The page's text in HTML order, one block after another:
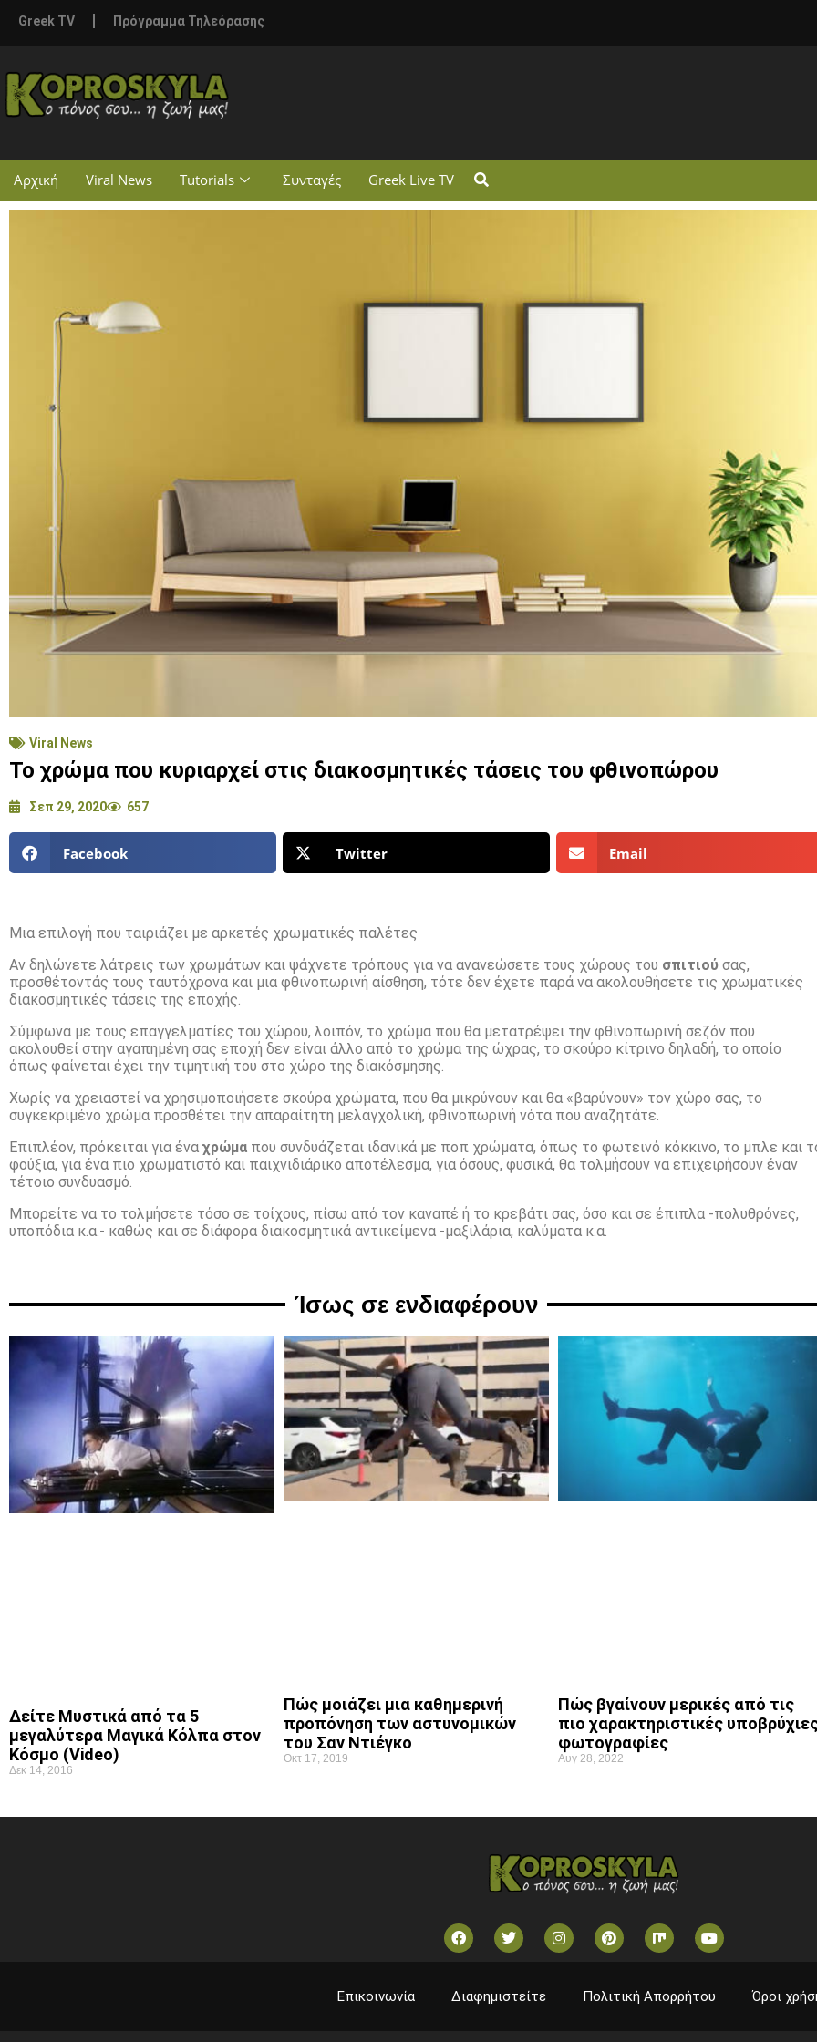
Greek TV Πρόγραμμα Τηλεόρασης
Αρχική Viral News Tutorials Συνταγές Greek Live TV
Viral News
Το χρώμα που κυριαρχεί στις διακοσμητικές τάσεις του φθινοπώρου
Σεπ 29, 2020 657
Facebook Twitter Email
Μια επιλογή που ταιριάζει με αρκετές χρωματικές παλέτες
Αν δηλώνετε λάτρεις των χρωμάτων και ψάχνετε τρόπους για να ανανεώσετε τους χώρους του σπιτιού σας,
προσθέτοντάς τους ταυτόχρονα και μια φθινοπωρινή αίσθηση, τότε δεν έχετε παρά να ακολουθήσετε τις χρωματικές
διακοσμητικές τάσεις της εποχής.
Σύμφωνα με τους επαγγελματίες του χώρου, λοιπόν, το χρώμα που θα μετατρέψει την φθινοπωρινή σεζόν που
ακολουθεί στην αγαπημένη σας εποχή δεν είναι άλλο από το χρώμα της ώχρας, το σκούρο κίτρινο δηλαδή, το οποίο
όπως φαίνεται έχει την τιμητική του στο χώρο της διακόσμησης.
Χωρίς να χρειαστεί να χρησιμοποιήσετε σκούρα χρώματα, που θα μικρύνουν και θα «βαρύνουν» τον χώρο σας, το
συγκεκριμένο χρώμα προσθέτει την απαραίτητη μελαγχολική, φθινοπωρινή νότα που αναζητάτε.
Επιπλέον, πρόκειται για ένα χρώμα που συνδυάζεται ιδανικά με ποπ χρώματα, όπως το φωτεινό κόκκινο, το μπλε και
φούξια, για ένα πιο χρωματιστό και παιχνιδιάρικο αποτέλεσμα, για όσους, φυσικά, θα τολμήσουν να επιχειρήσουν έναν
τέτοιο συνδυασμό.
Μπορείτε να το τολμήσετε τόσο σε τοίχους, πίσω από τον καναπέ ή το κρεβάτι σας, όσο και σε έπιπλα -πολυθρόνες,
υποπόδια κ.α.- καθώς και σε διάφορα διακοσμητικά αντικείμενα -μαξιλάρια, καλύματα κ.α.
Ίσως σε ενδιαφέρουν
Δείτε Μυστικά από τα 5
μεγαλύτερα Μαγικά Κόλπα στον
Κόσμο (Video)
Δεκ 14, 2016
Πώς μοιάζει μια καθημερινή
προπόνηση των αστυνομικών
του Σαν Ντιέγκο
Οκτ 17, 2019
Πώς βγαίνουν μερικές από τις
πιο χαρακτηριστικές
φωτογραφίες
Αυγ 28, 2022
Επικοινωνία Διαφημιστείτε Πολιτική Απορρήτου Όροι